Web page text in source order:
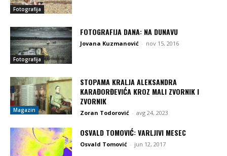
Fotografija
Fotografija
FOTOGRAFIJA DANA: NA DUNAVU
Jovana Kuzmanović - nov 15, 2016
Magazin
STOPAMA KRALJA ALEKSANDRA
KARAĐORĐEVIĆA KROZ MALI ZVORNIK I
ZVORNIK
Zoran Todorović - avg 24, 2023
OSVALD TOMOVIĆ: VARLJIVI MESEC
Osvald Tomović - jun 12, 2017